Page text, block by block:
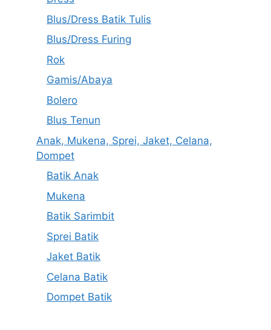
Blus/Dress Batik Tulis
Blus/Dress Furing
Rok
Gamis/Abaya
Bolero
Blus Tenun
Anak, Mukena, Sprei, Jaket, Celana,
Dompet
Batik Anak
Mukena
Batik Sarimbit
Sprei Batik
Jaket Batik
Celana Batik
Dompet Batik